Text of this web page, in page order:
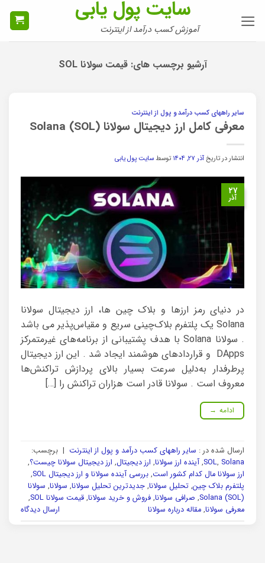
سایت پول یابی
آموزش کسب درآمد از اینترنت
آرشیو برچسب های:قیمت سولانا SOL
سایر راههای کسب درآمد و پول از اینترنت
معرفی کامل ارز دیجیتال سولانا Solana (SOL)
انتشار در تاریخآذر ۲۷, ۱۴۰۴ توسط سایت پول یابی
۲۷
آذر
در دنیای رمز ارزها و بلاک چین ها، ارز دیجیتال سولانا
Solana یک پلتفرم بلاک‌چینی سریع و مقیاس‌پذیر می باشد
. سولانا Solana با هدف پشتیبانی از برنامه‌های غیرمتمرکز
DApps و قراردادهای هوشمند ایجاد شد . این ارز دیجیتال
پرطرفدار به‌دلیل سرعت بسیار بالای پردازش تراکنش‌ها
معروف است . سولانا قادر است هزاران تراکنش را […]
ادامه →
ارسال شده در : سایر راههای کسب درآمد و پول از اینترنت | برچسب:
SOL, Solana
,آینده ارز سولانا, ارز دیجیتال, ارز دیجیتال سولانا چیست؟,
ارز سولانا مال کدام کشور است, بررسی آینده سولانا و ارز دیجیتال SOL
,
پلتفرم بلاک چین, تحلیل سولانا, جدیدترین تحلیل سولانا, سولانا, سولانا
Solana (SOL)
, صرافی سولانا, فروش و خرید سولانا, قیمت سولانا SOL
,
معرفی سولانا, مقاله درباره سولانا ارسال دیدگاه